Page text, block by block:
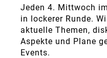
Jeden 4. Mittwoch
in lockerer Runde.
aktuelle Themen,
Aspekte und Plane
Events.